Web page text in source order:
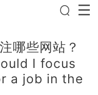
哪些网站？
I focus
a job in the